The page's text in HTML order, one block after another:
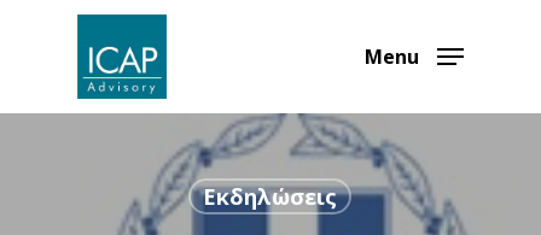
Menu
Εκδηλώσεις